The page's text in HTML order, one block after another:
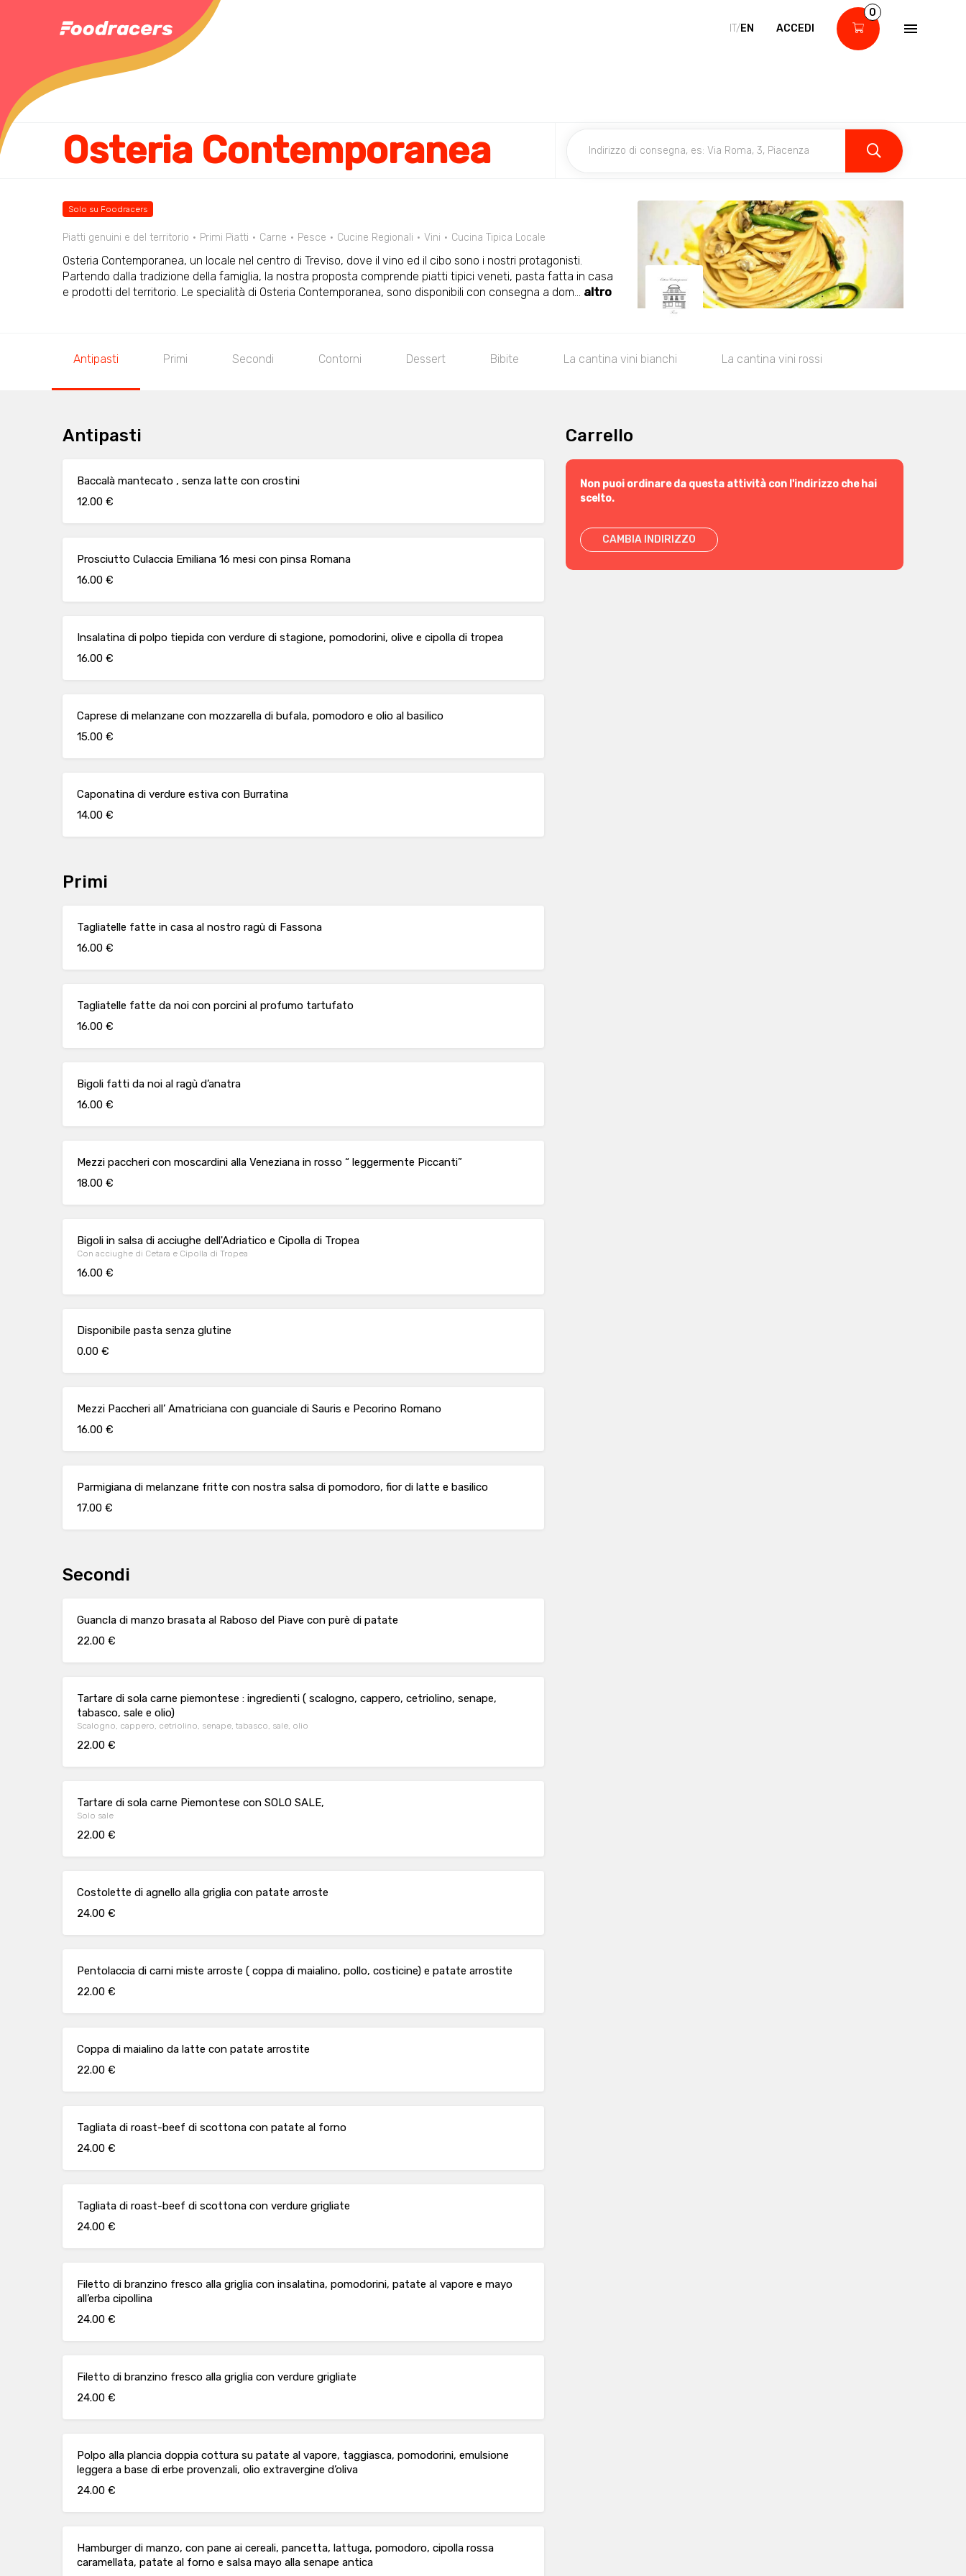
IT/EN ACCEDI
0
Osteria Contemporanea
Solo su Foodracers
Piatti genuini e del territorio Primi Piatti Carne Pesce Cucine Regionali Vini Cucina Tipica Locale
Osteria Contemporanea, un locale nel centro di Treviso, dove il vino ed il cibo sono i nostri protagonisti.
Partendo dalla tradizione della famiglia, la nostra proposta comprende piatti tipici veneti, pasta fatta in casa
e prodotti del territorio. Le specialità di Osteria Contemporanea, sono disponibili con consegna a dom... altro
Antipasti Primi Secondi Contorni Dessert Bibite La cantina vini bianchi La cantina vini rossi
Antipasti
Baccalà mantecato , senza latte con crostini
12.00 €
Prosciutto Culaccia Emiliana 16 mesi con pinsa Romana
16.00 €
Insalatina di polpo tiepida con verdure di stagione, pomodorini, olive e cipolla di tropea
16.00 €
Caprese di melanzane con mozzarella di bufala, pomodoro e olio al basilico
15.00 €
Caponatina di verdure estiva con Burratina
14.00 €
Primi
Tagliatelle fatte in casa al nostro ragù di Fassona
16.00 €
Tagliatelle fatte da noi con porcini al profumo tartufato
16.00 €
Bigoli fatti da noi al ragù d’anatra
16.00 €
Mezzi paccheri con moscardini alla Veneziana in rosso “ leggermente Piccanti”
18.00 €
Bigoli in salsa di acciughe dell'Adriatico e Cipolla di Tropea
Con acciughe di Cetara e Cipolla di Tropea
16.00 €
Disponibile pasta senza glutine
0.00 €
Mezzi Paccheri all’ Amatriciana con guanciale di Sauris e Pecorino Romano
16.00 €
Parmigiana di melanzane fritte con nostra salsa di pomodoro, fior di latte e basilico
17.00 €
Secondi
GuancIa di manzo brasata al Raboso del Piave con purè di patate
22.00 €
Tartare di sola carne piemontese : ingredienti ( scalogno, cappero, cetriolino, senape,
tabasco, sale e olio)
Scalogno, cappero, cetriolino, senape, tabasco, sale, olio
22.00 €
Tartare di sola carne Piemontese con SOLO SALE,
Solo sale
22.00 €
Costolette di agnello alla griglia con patate arroste
24.00 €
Pentolaccia di carni miste arroste ( coppa di maialino, pollo, costicine) e patate arrostite
22.00 €
Coppa di maialino da latte con patate arrostite
22.00 €
Tagliata di roast-beef di scottona con patate al forno
24.00 €
Tagliata di roast-beef di scottona con verdure grigliate
24.00 €
Filetto di branzino fresco alla griglia con insalatina, pomodorini, patate al vapore e mayo
all’erba cipollina
24.00 €
Filetto di branzino fresco alla griglia con verdure grigliate
24.00 €
Polpo alla plancia doppia cottura su patate al vapore, taggiasca, pomodorini, emulsione
leggera a base di erbe provenzali, olio extravergine d’oliva
24.00 €
Hamburger di manzo, con pane ai cereali, pancetta, lattuga, pomodoro, cipolla rossa
caramellata, patate al forno e salsa mayo alla senape antica
Carrello
Non puoi ordinare da questa attività con l'indirizzo che hai
scelto.
CAMBIA INDIRIZZO